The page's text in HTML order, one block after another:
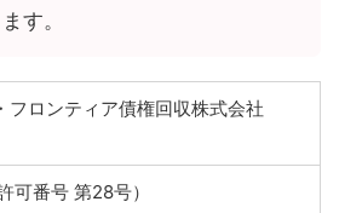
す。
フロンティア債権回収株式会社
可番号 第28号）